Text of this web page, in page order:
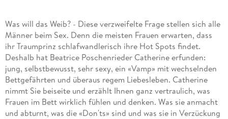
Was will das Weib? - Diese verzweifelte Frage stellen sich alle
Männer beim Sex. Denn die meisten Frauen erwarten, dass
ihr Traumprinz schlafwandlerisch ihre Hot Spots findet.
Deshalb hat Beatrice Poschenrieder Catherine erfunden:
jung, selbstbewusst, sehr sexy, ein «Vamp» mit wechselnden
Bettgefährten und überaus regem Liebesleben. Catherine
nimmt Sie beiseite und erzählt Ihnen ganz vertraulich, was
Frauen im Bett wirklich fühlen und denken. Was sie anmacht
und abturnt, was die «Don'ts» sind und was sie in Verzückung